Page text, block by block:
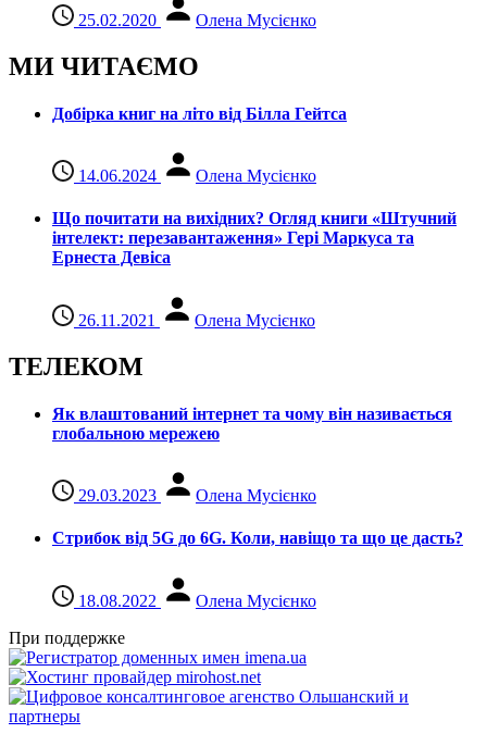
25.02.2020 Олена Мусієнко
МИ ЧИТАЄМО
Добірка книг на літо від Білла Гейтса
14.06.2024 Олена Мусієнко
Що почитати на вихідних? Огляд книги «Штучний
інтелект: перезавантаження» Гері Маркуса та
Ернеста Девіса
26.11.2021 Олена Мусієнко
ТЕЛЕКОМ
Як влаштований інтернет та чому він називається
глобальною мережею
29.03.2023 Олена Мусієнко
Стрибок від 5G до 6G. Коли, навіщо та що це даcть?
18.08.2022
Олена Мусієнко
При поддержке